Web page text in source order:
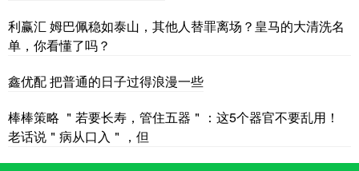
利赢汇 姆巴佩稳如泰山，其他人替罪离场？皇马的大清洗名
单，你看懂了吗？
鑫优配 把普通的日子过得浪漫一些
棒棒策略 ＂若要长寿，管住五器＂：这5个器官不要乱用！
老话说＂病从口入＂，但